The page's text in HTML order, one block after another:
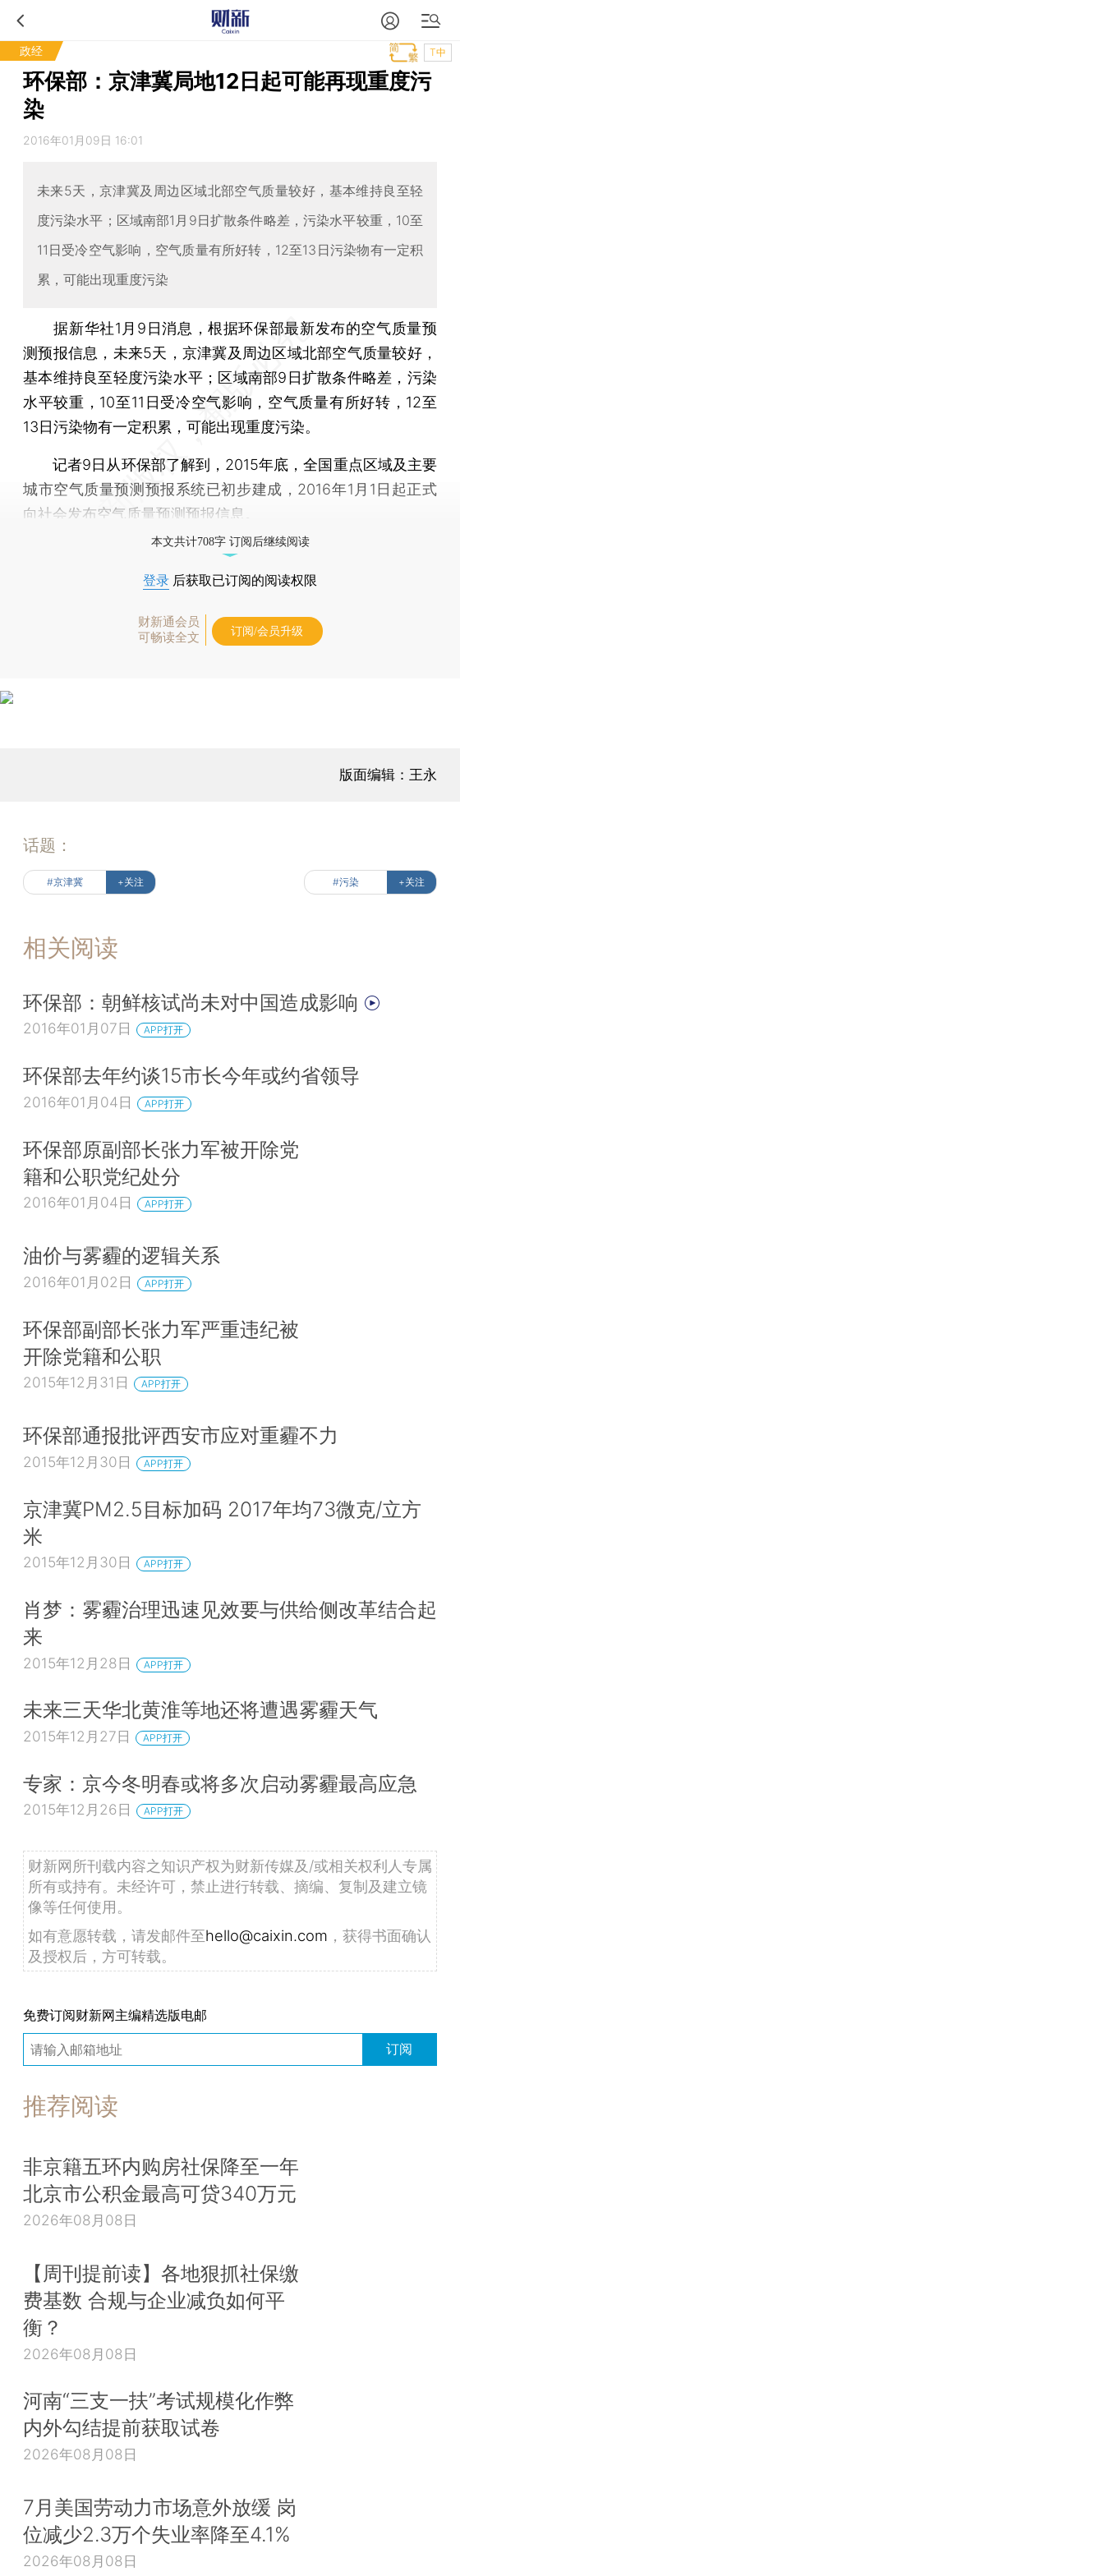
政经 T中
环保部：京津冀局地12日起可能再现重度污
染
2016年01月09日 16:01
未来5天，京津冀及周边区域北部空气质量较好，基本维持良至轻
度污染水平；区域南部1月9日扩散条件略差，污染水平较重，10至
11日受冷空气影响，空气质量有所好转，12至13日污染物有一定积
累，可能出现重度污染
据新华社1月9日消息，根据环保部最新发布的空气质量预
测预报信息，未来5天，京津冀及周边区域北部空气质量较好，
基本维持良至轻度污染水平；区域南部9日扩散条件略差，污染
水平较重，10至11日受冷空气影响，空气质量有所好转，12至
13日污染物有一定积累，可能出现重度污染。
记者9日从环保部了解到，2015年底，全国重点区域及主要
城市空气质量预测预报系统已初步建成，2016年1月1日起正式
向社会发布空气质量预测预报信息。
本文共计708字 订阅后继续阅读
登录 后获取已订阅的阅读权限
财新通会员
可畅读全文
订阅/会员升级
版面编辑：王永
话题：
#京津冀 +关注 #污染 +关注
相关阅读
环保部：朝鲜核试尚未对中国造成影响
2016年01月07日 APP打开
环保部去年约谈15市长今年或约省领导
2016年01月04日 APP打开
环保部原副部长张力军被开除党
籍和公职党纪处分
2016年01月04日 APP打开
油价与雾霾的逻辑关系
2016年01月02日 APP打开
环保部副部长张力军严重违纪被
开除党籍和公职
2015年12月31日 APP打开
环保部通报批评西安市应对重霾不力
2015年12月30日 APP打开
京津冀PM2.5目标加码 2017年均73微克/立方
米
2015年12月30日 APP打开
肖梦：雾霾治理迅速见效要与供给侧改革结合起
来
2015年12月28日 APP打开
未来三天华北黄淮等地还将遭遇雾霾天气
2015年12月27日 APP打开
专家：京今冬明春或将多次启动雾霾最高应急
2015年12月26日 APP打开
财新网所刊载内容之知识产权为财新传媒及/或相关权利人专属
所有或持有。未经许可，禁止进行转载、摘编、复制及建立镜
像等任何使用。
如有意愿转载，请发邮件至hello@caixin.com ，获得书面确认
及授权后，方可转载。
免费订阅财新网主编精选版电邮
订阅
推荐阅读
非京籍五环内购房社保降至一年
北京市公积金最高可贷340万元
2026年08月08日
【周刊提前读】各地狠抓社保缴
费基数 合规与企业减负如何平
衡？
2026年08月08日
河南“三支一扶”考试规模化作弊
内外勾结提前获取试卷
2026年08月08日
7月美国劳动力市场意外放缓 岗
位减少2.3万个失业率降至4.1%
2026年08月08日